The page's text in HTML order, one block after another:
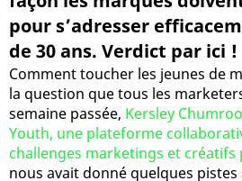
pour s’adresser
de 30 ans. Verdict par ici !
Comment toucher les jeunes de
la question que tous les
semaine passée, Kersley
Youth, une plateforme
challenges marketings et créatifs
nous avait donné quelques pistes